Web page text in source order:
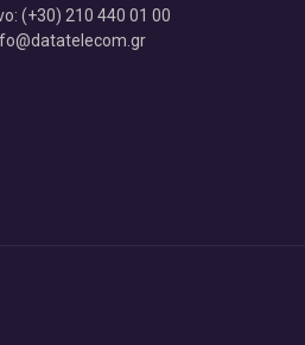
(+30) 210 440 01 00